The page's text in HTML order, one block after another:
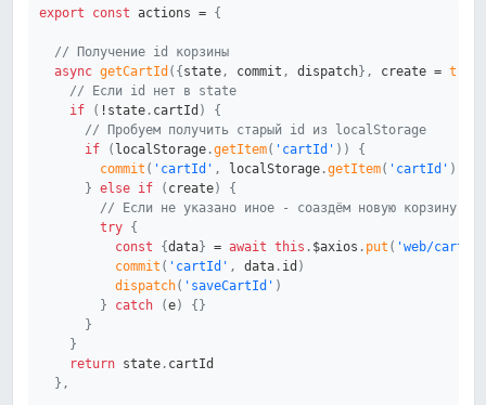
export const actions = {
// Получение id корзины
async getCartId ( {state , commit , dispatch} , create = true
// Если id нет в state
if
( ! state . cartId )
{
// Пробуем получить старый id из localStorage
if
( localStorage .getItem( 'cartId' ) )
{
commit ( 'cartId' , localStorage .getItem( 'cartId' )
} else if ( create)
{
// Если не указано иное - соаздём новую корзину
try {
const
{data} = await this . $axios . put ( 'web/cart'
commit ( 'cartId' , data . id )
dispatch( 'saveCartId' )
}
catch (e) {}
}
}
return state . cartId
} ,